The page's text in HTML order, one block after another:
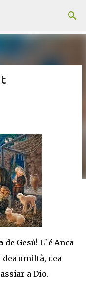
Gesú! L`é Anca
umiltà, dea
a Dio.